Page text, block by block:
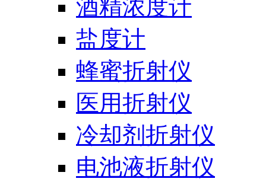
酒精浓度计
盐度计
蜂蜜折射仪
医用折射仪
冷却剂折射仪
电池液折射仪